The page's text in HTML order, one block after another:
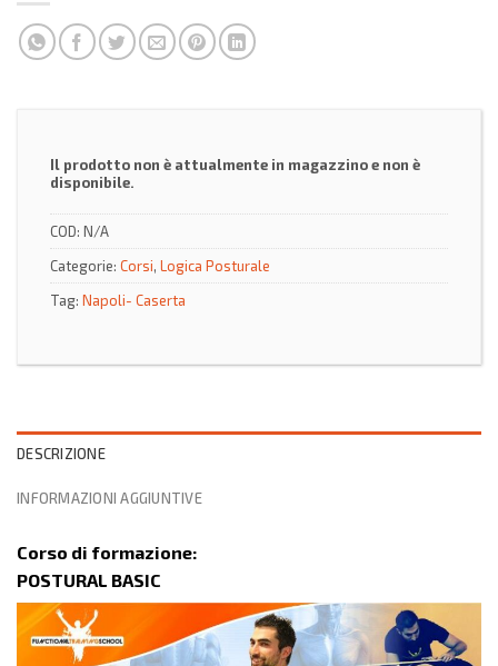
Il prodotto non è attualmente in magazzino e non è
disponibile.
COD: N/A
Categorie: Corsi, Logica Posturale
Tag: Napoli- Caserta
DESCRIZIONE
INFORMAZIONI AGGIUNTIVE
Corso di formazione:
POSTURAL BASIC